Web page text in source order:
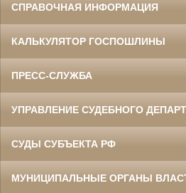
СПРАВОЧНАЯ ИНФОРМАЦИЯ
КАЛЬКУЛЯТОР ГОСПОШЛИНЫ
ПРЕСС-СЛУЖБА
УПРАВЛЕНИЕ СУДЕБНОГО
СУДЫ СУБЪЕКТА РФ
МУНИЦИПАЛЬНЫЕ ОРГАНЫ